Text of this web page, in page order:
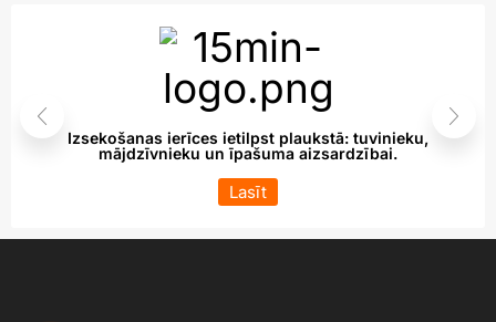
Izsekošanas ierīces ietilpst plaukstā: tuvinieku,
mājdzīvnieku un īpašuma aizsardzībai.
Lasīt